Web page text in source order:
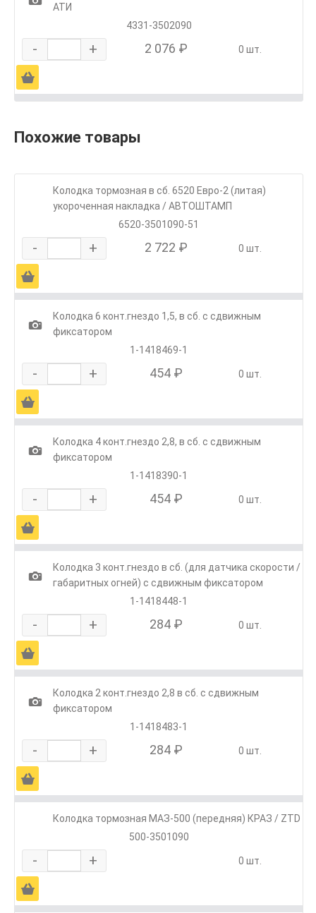
АТИ
4331-3502090
- + 2 076 ₽ 0 шт.
Ä
Похожие товары
Колодка тормозная в сб. 6520 Евро-2 (литая)
укороченная накладка / АВТОШТАМП
6520-3501090-51
- + 2 722 ₽ 0 шт.
Ä
1
Колодка 6 конт.гнездо 1,5, в сб. с сдвижным
фиксатором
1-1418469-1
- + 454 ₽ 0 шт.
Ä
1
Колодка 4 конт.гнездо 2,8, в сб. с сдвижным
фиксатором
1-1418390-1
- + 454 ₽ 0 шт.
Ä
1
Колодка 3 конт.гнездо в сб. (для датчика скорости /
габаритных огней) с сдвижным фиксатором
1-1418448-1
- + 284 ₽ 0 шт.
Ä
1
Колодка 2 конт.гнездо 2,8 в сб. с сдвижным
фиксатором
1-1418483-1
- + 284 ₽ 0 шт.
Ä
Колодка тормозная МАЗ-500 (передняя) КРАЗ / ZTD
500-3501090
- + 0 шт.
Ä